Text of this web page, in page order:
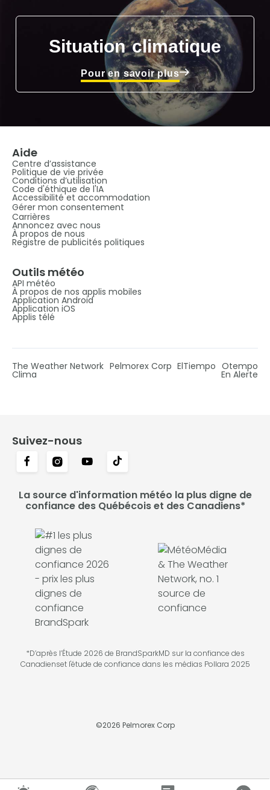
Situation climatique
Pour en savoir plus
Aide
Centre d’assistance
Politique de vie privée
Conditions d’utilisation
Code d'éthique de l'IA
Accessibilité et accommodation
Gérer mon consentement
Carrières
Annoncez avec nous
À propos de nous
Registre de publicités politiques
Outils météo
API météo
À propos de nos applis mobiles
Application Android
Application iOS
Applis télé
The Weather Network Pelmorex Corp ElTiempo Otempo
Clima En Alerte
Suivez-nous
La source d'information météo la plus digne de
confiance des Québécois et des Canadiens*
*D’après l’Étude 2026 de BrandSparkMD sur la confiance des
Canadienset l'étude de confiance dans les médias Pollara 2025
©2026 Pelmorex Corp